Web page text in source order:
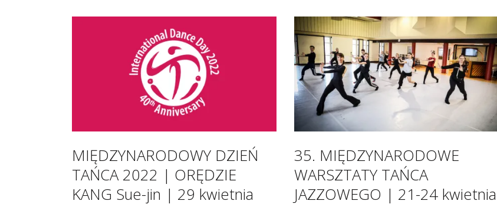
MIĘDZYNARODOWY DZIEŃ
TAŃCA 2022 | ORĘDZIE
KANG Sue-jin | 29 kwietnia
35. MIĘDZYNARODOWE
WARSZTATY TAŃCA
JAZZOWEGO | 21-24 kwietnia